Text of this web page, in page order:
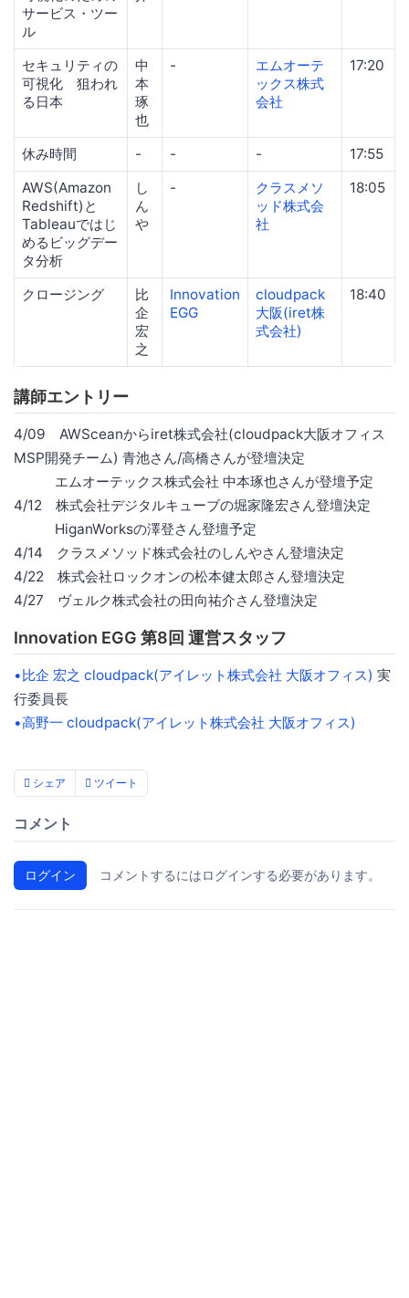
サービス・ツー
ル
セキュリティの
可視化 狙われ
る日本
中
本
琢
也
-
エムオーテ
ックス株式
会社
17:20
休み時間 - - -
17:55
AWS(Amazon
Redshift)と
Tableauではじ
めるビッグデー
タ分析
し
ん
や
-
クラスメソ
ッド株式会
社
18:05
クロージング
比
企
宏
之
Innovation
EGG
cloudpack
大阪(iret株
式会社)
18:40
講師エントリー
4/09 AWSceanからiret株式会社(cloudpack大阪オフィス
MSP開発チーム) 青池さん/高橋さんが登壇決定
エムオーテックス株式会社 中本琢也さんが登壇予定
4/12 株式会社デジタルキューブの堀家隆宏さん登壇決定
HiganWorksの澤登さん登壇予定
4/14 クラスメソッド株式会社のしんやさん登壇決定
4/22 株式会社ロックオンの松本健太郎さん登壇決定
4/27 ヴェルク株式会社の田向祐介さん登壇決定
Innovation EGG 第8回 運営スタッフ
•比企 宏之 cloudpack(アイレット株式会社 大阪オフィス) 実
行委員長
•高野一 cloudpack(アイレット株式会社 大阪オフィス)
シェア ツイート
コメント
ログイン コメントするにはログインする必要があります。